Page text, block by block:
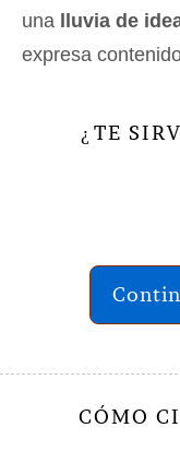
una lluvia de
expresa
¿ TE
CÓMO